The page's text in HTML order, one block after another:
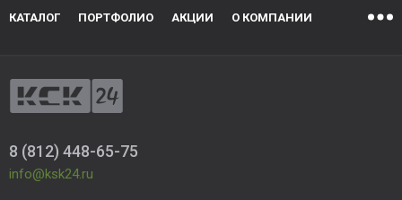
КАТАЛОГ ПОРТФОЛИО АКЦИИ О КОМПАНИИ
8 (812) 448-65-75
info@ksk24.ru